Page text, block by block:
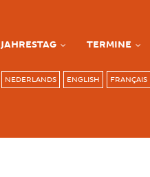
JAHRESTAG TERMINE
NEDERLANDS ENGLISH FRANÇAIS